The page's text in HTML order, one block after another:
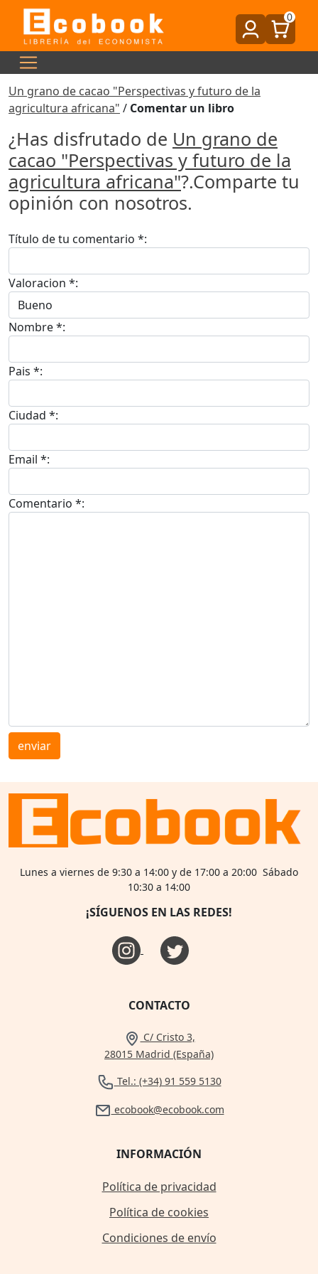
0
Un grano de cacao "Perspectivas y futuro de la
agricultura africana" / Comentar un libro
¿Has disfrutado de Un grano de
cacao "Perspectivas y futuro de la
agricultura africana"?.Comparte tu
opinión con nosotros.
Título de tu comentario *:
Valoracion *:
Nombre *:
Pais *:
Ciudad *:
Email *:
Comentario *:
enviar
Lunes a viernes de 9:30 a 14:00 y de 17:00 a 20:00 Sábado
10:30 a 14:00
¡SÍGUENOS EN LAS REDES!
CONTACTO
C/ Cristo 3,
28015 Madrid (España)
Tel.: (+34) 91 559 5130
ecobook@ecobook.com
INFORMACIÓN
Política de privacidad
Política de cookies
Condiciones de envío